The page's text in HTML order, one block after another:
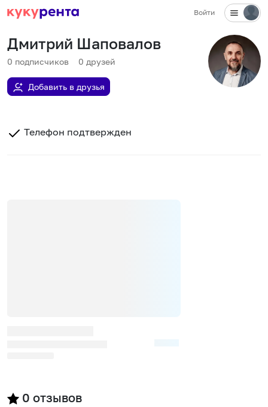
Войти
Дмитрий Шаповалов
0 подписчиков 0 друзей
Добавить в друзья
Телефон подтвержден
0 отзывов